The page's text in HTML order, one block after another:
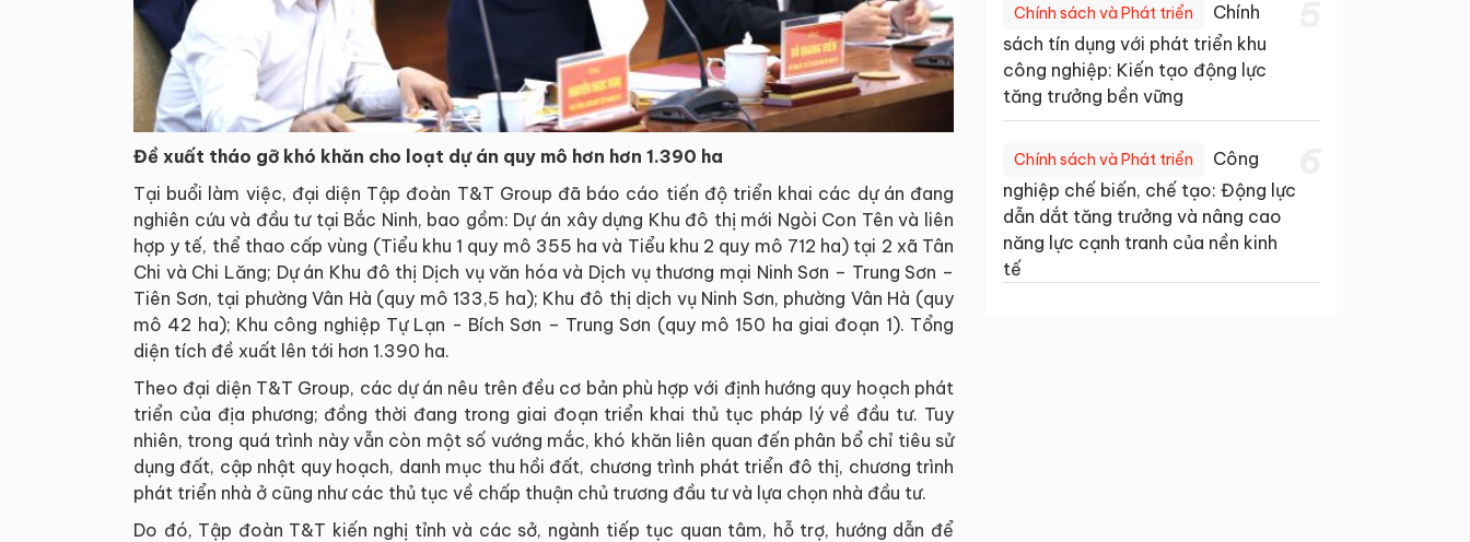
Đề xuất tháo gỡ khó khăn cho loạt dự án quy mô hơn hơn 1.390 ha
Tại buổi làm việc, đại diện Tập đoàn T&T Group đã báo cáo tiến độ triển khai các dự án đang
nghiên cứu và đầu tư tại Bắc Ninh, bao gồm: Dự án xây dựng Khu đô thị mới Ngòi Con Tên và liên
hợp y tế, thể thao cấp vùng (Tiểu khu 1 quy mô 355 ha và Tiểu khu 2 quy mô 712 ha) tại 2 xã Tân
Chi và Chi Lăng; Dự án Khu đô thị Dịch vụ văn hóa và Dịch vụ thương mại Ninh Sơn – Trung Sơn –
Tiên Sơn, tại phường Vân Hà (quy mô 133,5 ha); Khu đô thị dịch vụ Ninh Sơn, phường Vân Hà (quy
mô 42 ha); Khu công nghiệp Tự Lạn - Bích Sơn – Trung Sơn (quy mô 150 ha giai đoạn 1). Tổng
diện tích đề xuất lên tới hơn 1.390 ha.
Theo đại diện T&T Group, các dự án nêu trên đều cơ bản phù hợp với định hướng quy hoạch phát
triển của địa phương; đồng thời đang trong giai đoạn triển khai thủ tục pháp lý về đầu tư. Tuy
nhiên, trong quá trình này vẫn còn một số vướng mắc, khó khăn liên quan đến phân bổ chỉ tiêu sử
dụng đất, cập nhật quy hoạch, danh mục thu hồi đất, chương trình phát triển đô thị, chương trình
phát triển nhà ở cũng như các thủ tục về chấp thuận chủ trương đầu tư và lựa chọn nhà đầu tư.
Do đó, Tập đoàn T&T kiến nghị tỉnh và các sở, ngành tiếp tục quan tâm, hỗ trợ, hướng dẫn để
Chính sách và Phát triển
Chính
sách tín dụng với phát triển khu
công nghiệp: Kiến tạo động lực
tăng trưởng bền vững
Chính sách và Phát triển
Công
nghiệp chế biến, chế tạo: Động lực
dẫn dắt tăng trưởng và nâng cao
năng lực cạnh tranh của nền kinh
tế